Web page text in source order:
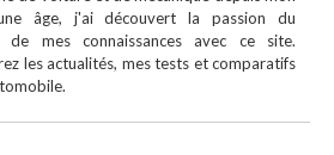
âge, j'ai découvert la passion du
de mes connaissances avec ce site.
les actualités, mes tests et comparatifs